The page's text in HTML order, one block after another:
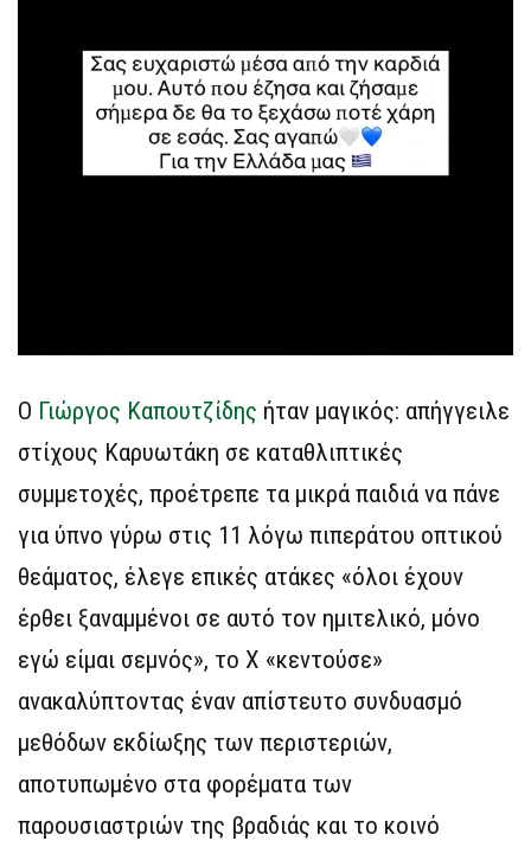
Ο Γιώργος Καπουτζίδης ήταν μαγικός: απήγγειλε
στίχους Καρυωτάκη σε καταθλιπτικές
συμμετοχές, προέτρεπε τα μικρά παιδιά να πάνε
για ύπνο γύρω στις 11 λόγω πιπεράτου οπτικού
θεάματος, έλεγε επικές ατάκες «όλοι έχουν
έρθει ξαναμμένοι σε αυτό τον ημιτελικό, μόνο
εγώ είμαι σεμνός», το Χ «κεντούσε»
ανακαλύπτοντας έναν απίστευτο συνδυασμό
μεθόδων εκδίωξης των περιστεριών,
αποτυπωμένο στα φορέματα των
παρουσιαστριών της βραδιάς και το κοινό